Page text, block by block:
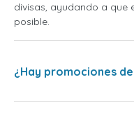
divisas, ayudando a que
posible.
¿Hay promociones